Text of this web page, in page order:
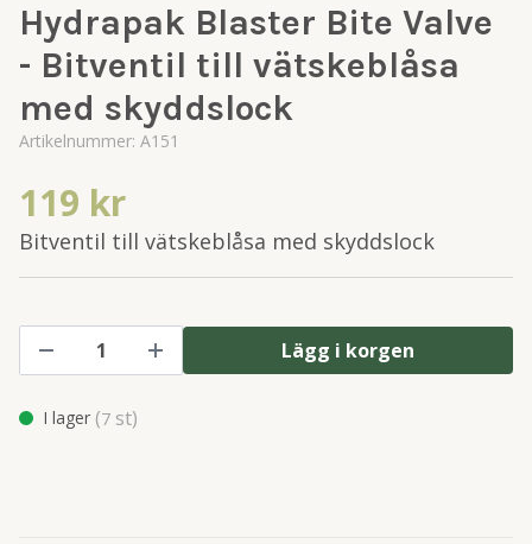
Hydrapak Blaster Bite Valve
- Bitventil till vätskeblåsa
med skyddslock
Artikelnummer: A151
119 kr
Bitventil till vätskeblåsa med skyddslock
Lägg i korgen
I lager (7 st)